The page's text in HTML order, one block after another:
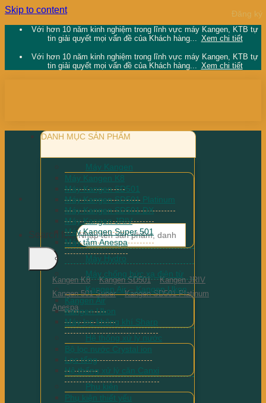
Skip to content
Với hơn 10 năm kinh nghiệm trong lĩnh vực máy Kangen, KTB tự
tin giải quyết mọi vấn đề của Khách hàng... Xem chi tiết
Với hơn 10 năm kinh nghiệm trong lĩnh vực máy Kangen, KTB tự
tin giải quyết mọi vấn đề của Khách hàng... Xem chi tiết
Search for:
Kangen K8 Kangen SD501
Kangen JRIV
Kangen 501 Super
Kangen SD501 Platinum
Anespa
DANH MỤC SẢN PHẨM
Máy Kangen
Máy Kangen K8
Máy Kangen SD501
Máy Kangen SD501 Platinum
Máy Kangen SD501 DX
Máy Kangen JRIV
Máy Kangen Super 501
Máy tắm Anespa
Máy Hydro
Máy chống bức xạ điện từ
Kangen Air – Kangen Ukon
Kangen Air
Kangen Ukon
Máy lọc không khí Sharp
Hệ thống xử lý nước
Bộ lọc nước Crystal ion
Lọc tổng
Hệ thống xử lý cặn Canxi
Phụ kiện
Phụ kiện thiết yếu